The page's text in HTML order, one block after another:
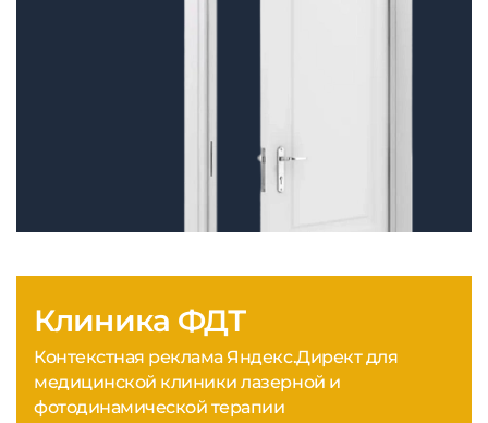
Клиника ФДТ
Контекстная реклама Яндекс.Директ для
медицинской клиники лазерной и
фотодинамической терапии